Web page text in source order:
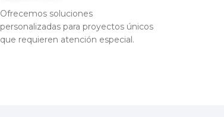
Ofrecemos soluciones
personalizadas para proyectos únicos
que requieren atención especial.